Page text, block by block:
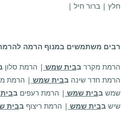
חלץ | ברור חיל |
רבים משתמשים במנוף הרמה
הרמת מקרר בבית שמש | הרמת סלון
הרמת חדר שינה בבית שמש | הרמת
שמש בבית שמש | הרמת רעפים ב
שיש בבית שמש | הרמת ריצוף בבית